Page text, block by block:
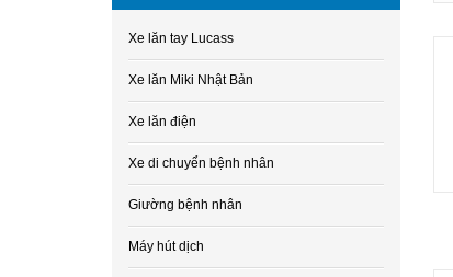
Xe lăn tay Lucass
Xe lăn Miki Nhật Bản
Xe lăn điện
Xe di chuyển bệnh nhân
Giường bệnh nhân
Máy hút dịch